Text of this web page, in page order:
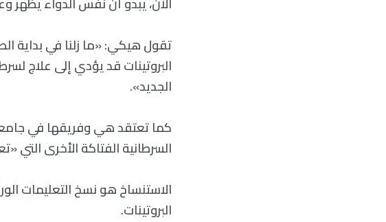
تقول هيكي: «ما زلنا في بداية
البروتينات قد يؤدي إلى علاج
الجديد».
السرطانية الفتاكة الأخرى التي
البروتينات.